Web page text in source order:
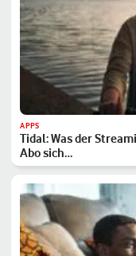
APPS
Tidal: Was der
Abo sich…